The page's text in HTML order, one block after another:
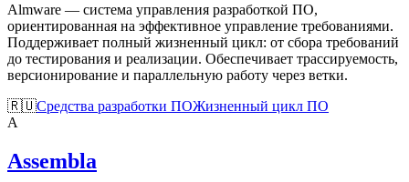
Almware — система управления разработкой ПО,
ориентированная на эффективное управление требованиями.
Поддерживает полный жизненный цикл: от сбора требований
до тестирования и реализации. Обеспечивает трассируемость,
версионирование и параллельную работу через ветки.
🇷🇺Средства разработки ПОЖизненный цикл ПО
A
Assembla